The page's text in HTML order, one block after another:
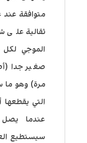
متوافقة عند
ثقالية على
الموجي
مرة) وهو ما
التي
عندما
سيستطيع